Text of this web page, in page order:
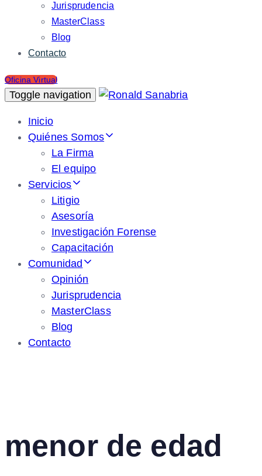
Jurisprudencia
MasterClass
Blog
Contacto
Oficina Virtual
Toggle navigation
Inicio
Quiénes Somos
La Firma
El equipo
Servicios
Litigio
Asesoría
Investigación Forense
Capacitación
Comunidad
Opinión
Jurisprudencia
MasterClass
Blog
Contacto
menor de edad